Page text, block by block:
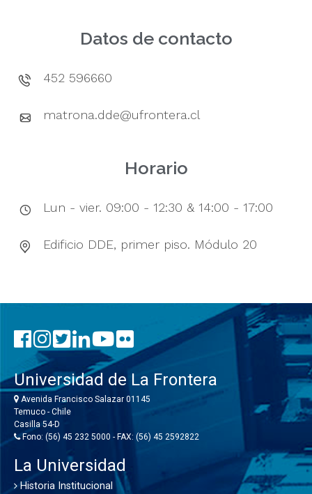
Datos de contacto
452 596660
matrona.dde@ufrontera.cl
Horario
Lun - vier. 09:00 - 12:30 & 14:00 - 17:00
Edificio DDE, primer piso. Módulo 20
Universidad de La Frontera
Avenida Francisco Salazar 01145
Temuco - Chile
Casilla 54-D
Fono: (56) 45 232 5000 - FAX: (56) 45 2592822
La Universidad
Historia Institucional